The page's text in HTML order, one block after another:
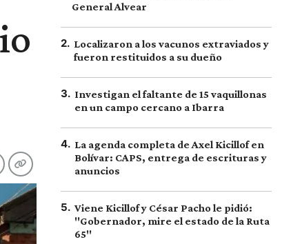
General Alvear
2. Localizaron a los vacunos extraviados y
fueron restituidos a su dueño
3. Investigan el faltante de 15 vaquillonas
en un campo cercano a Ibarra
4. La agenda completa de Axel Kicillof en
Bolívar: CAPS, entrega de escrituras y
anuncios
5. Viene Kicillof y César Pacho le pidió:
"Gobernador, mire el estado de la Ruta
65"